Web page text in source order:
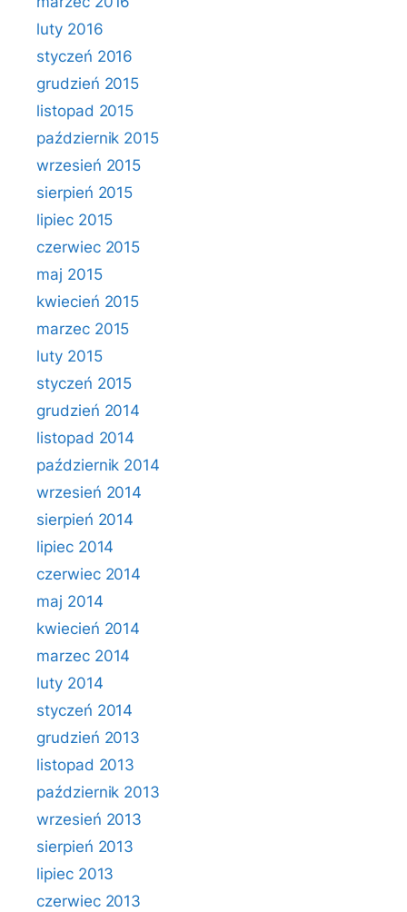
luty 2016
styczeń 2016
grudzień 2015
listopad 2015
październik 2015
wrzesień 2015
sierpień 2015
lipiec 2015
czerwiec 2015
maj 2015
kwiecień 2015
marzec 2015
luty 2015
styczeń 2015
grudzień 2014
listopad 2014
październik 2014
wrzesień 2014
sierpień 2014
lipiec 2014
czerwiec 2014
maj 2014
kwiecień 2014
marzec 2014
luty 2014
styczeń 2014
grudzień 2013
listopad 2013
październik 2013
wrzesień 2013
sierpień 2013
lipiec 2013
czerwiec 2013